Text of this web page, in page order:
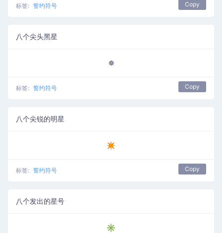
标签: 誓约符号 Copy
八个尖头黑星
✵
标签: 誓约符号 Copy
八个尖锐的明星
✴
标签: 誓约符号 Copy
八个发出的星号
✳